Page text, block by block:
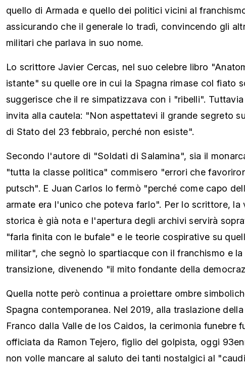
quello di Armada e quello dei politici vicini al
assicurando che il generale lo tradì, convincendo gli
militari che parlava in suo nome.
Lo scrittore Javier Cercas, nel suo celebre libro
istante" su quelle ore in cui la Spagna rimase col fiato
suggerisce che il re simpatizzava con i "ribelli".
invita alla cautela: "Non aspettatevi il grande segreto
di Stato del 23 febbraio, perché non esiste".
Secondo l'autore di "Soldati di Salamina", sia il
"tutta la classe politica" commisero "errori che
putsch". E Juan Carlos lo fermò "perché come capo
armate era l'unico che poteva farlo". Per lo scrittore, la
storica è già nota e l'apertura degli archivi servirà
"farla finita con le bufale" e le teorie cospirative su
militar", che segnò lo spartiacque con il franchismo e la
transizione, divenendo "il mito fondante della
Quella notte però continua a proiettare ombre
Spagna contemporanea. Nel 2019, alla traslazione
Franco dalla Valle de los Caidos, la cerimonia funebre
officiata da Ramon Tejero, figlio del golpista, oggi
non volle mancare al saluto dei tanti nostalgici al